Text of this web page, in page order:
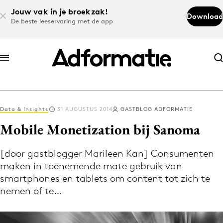
Jouw vak in je broekzak!
De beste leeservaring met de app
Download
Abonneer nu
Abonneer nu
Log in
Download de app
Volg het laatste nieuws via de Adformatie
Nieuws app
Data & Insights 31 AUGUSTUS 2014 GASTBLOG ADFORMATIE
Mobile Monetization bij Sanoma
[door gastblogger Marileen Kan] Consumenten
maken in toenemende mate gebruik van
smartphones en tablets om content tot zich te
nemen of te…